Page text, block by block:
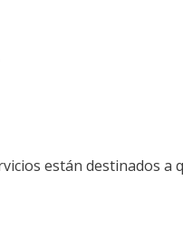
están destinados